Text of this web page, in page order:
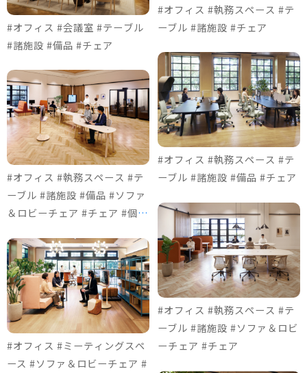
#オフィス #会議室 #テーブル
#諸施設 #備品 #チェア
#オフィス #執務スペース #テ
ーブル #諸施設 #備品 #ソファ
＆ロビーチェア #チェア #個室
#オフィス #ミーティングスペ
ース #ソファ＆ロビーチェア #
#オフィス #執務スペース #テ
ーブル #諸施設 #チェア
#オフィス #執務スペース #テ
ーブル #諸施設 #備品 #チェア
#オフィス #執務スペース #テ
ーブル #諸施設 #ソファ＆ロビ
ーチェア #チェア